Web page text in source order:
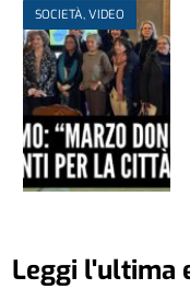
SOCIETÀ, VIDEO
Leggi l'ultima